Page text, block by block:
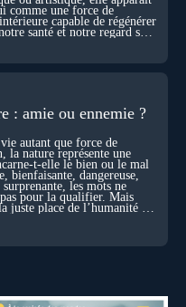
comme une force de
capable de régénérer
santé et notre regard sur
: amie ou ennemie ?
autant que force de
la nature représente une
t-elle le bien ou le mal
bienfaisante, dangereuse,
surprenante, les mots ne
pour la qualifier. Mais
juste place de l’humanité au